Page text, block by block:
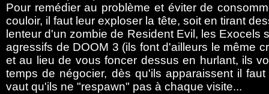
Pour remédier au problème et éviter de
couloir, il faut leur exploser la tête, soit en tirant
lenteur d'un zombie de Resident Evil, les
agressifs de DOOM 3 (ils font d'ailleurs le même
et au lieu de vous foncer dessus en hurlant, ils
temps de négocier, dès qu'ils apparaissent il
vaut qu'ils ne "respawn" pas à chaque visite...